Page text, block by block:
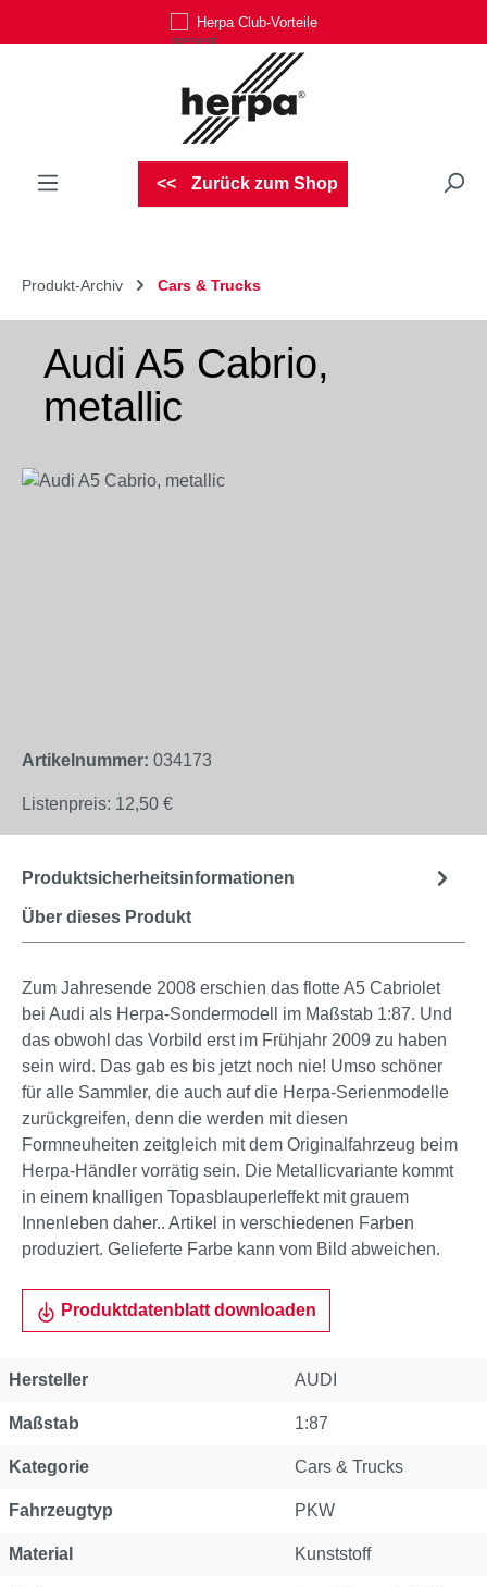
Zum Hauptinhalt springenHerpa Club-Vorteile
Zurück zum Shop
Produkt-Archiv Cars & Trucks
Audi A5 Cabrio,
metallic
Bildergalerie überspringen
Artikelnummer: 034173
Listenpreis: 12,50 €
Über dieses Produkt
Produktsicherheitsinformationen
Zum Jahresende 2008 erschien das flotte A5 Cabriolet
bei Audi als Herpa-Sondermodell im Maßstab 1:87. Und
das obwohl das Vorbild erst im Frühjahr 2009 zu haben
sein wird. Das gab es bis jetzt noch nie! Umso schöner
für alle Sammler, die auch auf die Herpa-Serienmodelle
zurückgreifen, denn die werden mit diesen
Formneuheiten zeitgleich mit dem Originalfahrzeug beim
Herpa-Händler vorrätig sein. Die Metallicvariante kommt
in einem knalligen Topasblauperleffekt mit grauem
Innenleben daher.. Artikel in verschiedenen Farben
produziert. Gelieferte Farbe kann vom Bild abweichen.
Produktdatenblatt downloaden
Hersteller AUDI
Maßstab 1:87
Kategorie Cars & Trucks
Fahrzeugtyp PKW
Material Kunststoff